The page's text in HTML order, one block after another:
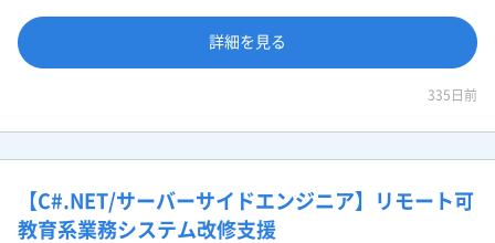
詳細を見る
335日前
【C#.NET/サーバーサイドエンジニア】リモート可
教育系業務システム改修支援